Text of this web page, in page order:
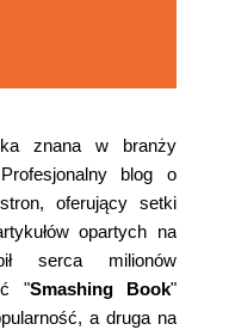
znana w branży
blog o
oferujący setki
opartych na
serca milionów
"Smashing Book"
a druga na